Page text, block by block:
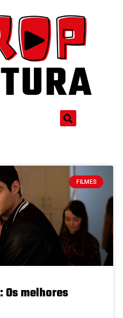
FILMES
Os melhores